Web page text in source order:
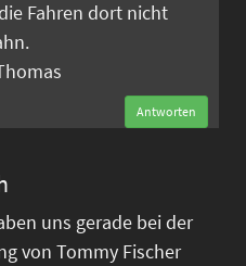
Fahren dort nicht
Antworten
uns gerade bei der
von Tommy Fischer